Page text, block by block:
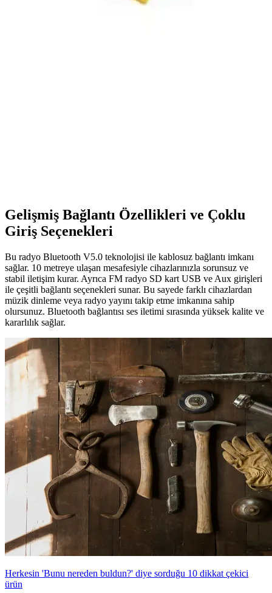
Gelişmiş Bağlantı Özellikleri ve Çoklu
Giriş Seçenekleri
Bu radyo Bluetooth V5.0 teknolojisi ile kablosuz bağlantı imkanı
sağlar. 10 metreye ulaşan mesafesiyle cihazlarınızla sorunsuz ve
stabil iletişim kurar. Ayrıca FM radyo SD kart USB ve Aux girişleri
ile çeşitli bağlantı seçenekleri sunar. Bu sayede farklı cihazlardan
müzik dinleme veya radyo yayını takip etme imkanına sahip
olursunuz. Bluetooth bağlantısı ses iletimi sırasında yüksek kalite ve
kararlılık sağlar.
Herkesin 'Bunu nereden buldun?' diye sorduğu 10 dikkat çekici
ürün